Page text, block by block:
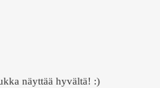
näyttää hyvältä! :)